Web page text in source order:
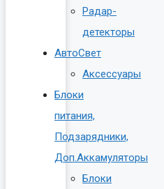
Радар-
детекторы
АвтоСвет
Аксессуары
Блоки
питания,
Подзарядники,
Доп.Аккамуляторы
Блоки